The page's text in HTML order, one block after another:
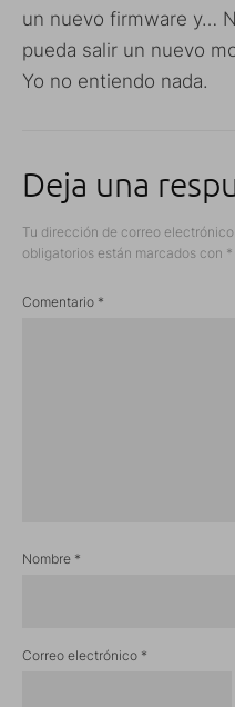
un nuevo firmware y…
pueda salir un nuevo
Yo no entiendo nada.
Deja una
Tu dirección de correo
obligatorios están marcados con *
Comentario *
Nombre *
Correo electrónico *